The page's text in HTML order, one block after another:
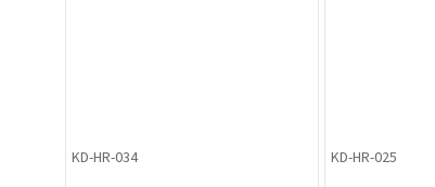
KD-HR-034 KD-HR-025